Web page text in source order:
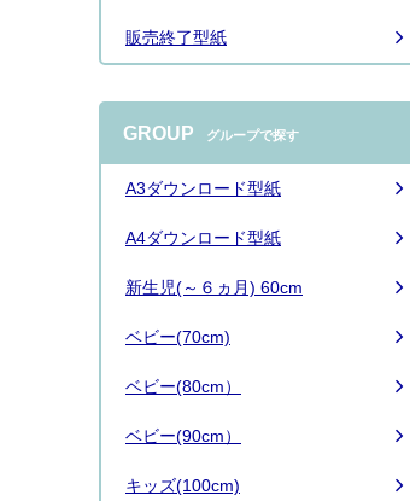
販売終了型紙
GROUP グループで探す
A3ダウンロード型紙
A4ダウンロード型紙
新生児(～６ヵ月) 60cm
ベビー(70cm)
ベビー(80cm）
ベビー(90cm）
キッズ(100cm)